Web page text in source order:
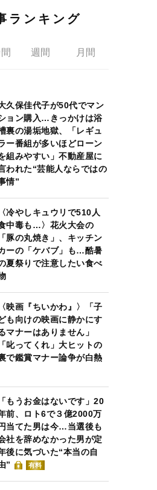
ランキング
週間 月間
久保佳代子が50代でマン
ョン購入…きっかけは浴
裏の湯垢地獄、「レギュ
ー番組が多いほどローン
組みやすい」不動産屋に
われた“芸能人ならではの
情”
〈冷やしキュウリで510人
中毒も…〉花火大会の
「豚の丸焼き」、キッチン
ーの「ケバブ」も…酷暑
夏祭りで注意したい食べ
〈映画『ちいかわ』〉「子
も向けの映画に静かにす
マナーはありません」
「叱ってくれ」大ヒットの
で鑑賞マナー論争が白熱
「もうお金はないです」20
前、ロト6で３億2000万
円当てた男は今…当選後も
社を辞めなかった男が定
後に気づいた“本当の自
”
有料